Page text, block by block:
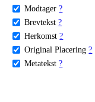
Modtager ?
Brevtekst ?
Herkomst ?
Original Placering ?
Metatekst ?